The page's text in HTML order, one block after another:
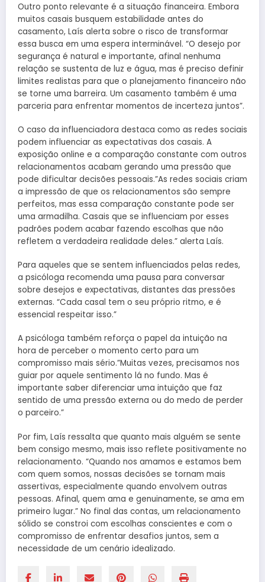
Outro ponto relevante é a situação financeira. Embora
muitos casais busquem estabilidade antes do
casamento, Laís alerta sobre o risco de transformar
essa busca em uma espera interminável. “O desejo por
segurança é natural e importante, afinal nenhuma
relação se sustenta de luz e água, mas é preciso definir
limites realistas para que o planejamento financeiro não
se torne uma barreira. Um casamento também é uma
parceria para enfrentar momentos de incerteza juntos”.
O caso da influenciadora destaca como as redes sociais
podem influenciar as expectativas dos casais. A
exposição online e a comparação constante com outros
relacionamentos acabam gerando uma pressão que
pode dificultar decisões pessoais.”As redes sociais criam
a impressão de que os relacionamentos são sempre
perfeitos, mas essa comparação constante pode ser
uma armadilha. Casais que se influenciam por esses
padrões podem acabar fazendo escolhas que não
refletem a verdadeira realidade deles.” alerta Laís.
Para aqueles que se sentem influenciados pelas redes,
a psicóloga recomenda uma pausa para conversar
sobre desejos e expectativas, distantes das pressões
externas. “Cada casal tem o seu próprio ritmo, e é
essencial respeitar isso.”
A psicóloga também reforça o papel da intuição na
hora de perceber o momento certo para um
compromisso mais sério.”Muitas vezes, precisamos nos
guiar por aquele sentimento lá no fundo. Mas é
importante saber diferenciar uma intuição que faz
sentido de uma pressão externa ou do medo de perder
o parceiro.”
Por fim, Laís ressalta que quanto mais alguém se sente
bem consigo mesmo, mais isso reflete positivamente no
relacionamento. “Quando nos amamos e estamos bem
com quem somos, nossas decisões se tornam mais
assertivas, especialmente quando envolvem outras
pessoas. Afinal, quem ama e genuinamente, se ama em
primeiro lugar.” No final das contas, um relacionamento
sólido se constroi com escolhas conscientes e com o
compromisso de enfrentar desafios juntos, sem a
necessidade de um cenário idealizado.